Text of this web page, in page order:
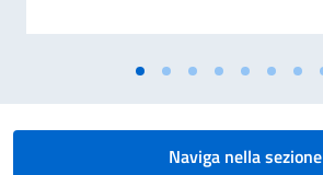
Naviga nella sezione